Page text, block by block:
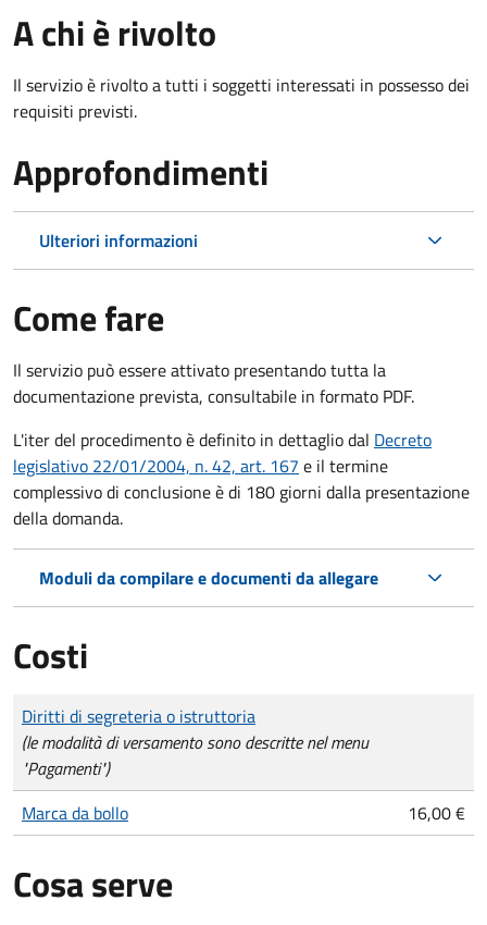
A chi è rivolto
Il servizio è rivolto a tutti i soggetti interessati in possesso dei
requisiti previsti.
Approfondimenti
Ulteriori informazioni
Come fare
Il servizio può essere attivato presentando tutta la
documentazione prevista, consultabile in formato PDF.
L'iter del procedimento è definito in dettaglio dal Decreto
legislativo 22/01/2004, n. 42, art. 167 e il termine
complessivo di conclusione è di 180 giorni dalla presentazione
della domanda.
Moduli da compilare e documenti da allegare
Costi
Tipo di pagamento
Importo
Diritti di segreteria o istruttoria
(le modalità di versamento sono descritte nel menu
"Pagamenti")
Marca da bollo
16,00 €
Cosa serve